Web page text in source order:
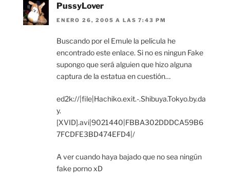
PussyLover
ENERO 26, 2005 A LAS 7:43 PM
Buscando por el Emule la película he
encontrado este enlace. Si no es ningun Fake
supongo que será alguien que hizo alguna
captura de la estatua en cuestión…
ed2k://|file|Hachiko.exit.-.Shibuya.Tokyo.by.da
y.
[XVID].avi|9021440|FBBA302DDDCA59B6
7FCDFE3BD474EFD4|/
A ver cuando haya bajado que no sea ningún
fake porno xD